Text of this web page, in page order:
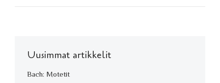
Uusimmat artikkelit
Bach: Motetit